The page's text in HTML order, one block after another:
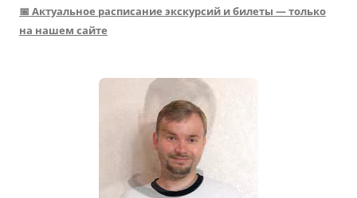
📅 Актуальное расписание экскурсий и билеты — только
на нашем сайте